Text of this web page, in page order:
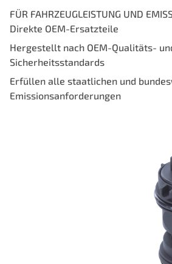
FÜR FAHRZEUGLEISTUNG UND
Direkte OEM-Ersatzteile
Hergestellt nach OEM-Qualitäts-
Sicherheitsstandards
Erfüllen alle staatlichen und
Emissionsanforderungen